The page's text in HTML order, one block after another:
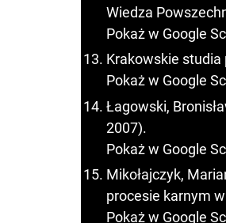
Wiedza
Pokaż w Google
Krakowskie studia
Pokaż w Google
Łagowski,
2007).
Pokaż w Google
Mikołajczyk,
procesie karnym
Pokaż w Google